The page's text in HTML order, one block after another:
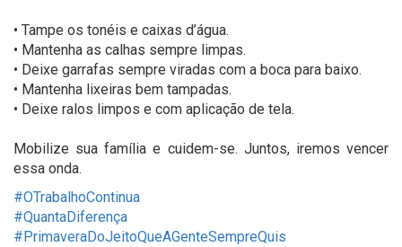
• Tampe os tonéis e caixas d’água.
• Mantenha as calhas sempre limpas.
• Deixe garrafas sempre viradas com a boca para baixo.
• Mantenha lixeiras bem tampadas.
• Deixe ralos limpos e com aplicação de tela.
Mobilize sua família e cuidem-se. Juntos, iremos vencer
essa onda.
#OTrabalhoContinua
#QuantaDiferença
#PrimaveraDoJeitoQueAGenteSempreQuis